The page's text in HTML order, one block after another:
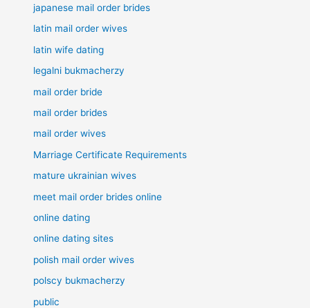
japanese mail order brides
latin mail order wives
latin wife dating
legalni bukmacherzy
mail order bride
mail order brides
mail order wives
Marriage Certificate Requirements
mature ukrainian wives
meet mail order brides online
online dating
online dating sites
polish mail order wives
polscy bukmacherzy
public